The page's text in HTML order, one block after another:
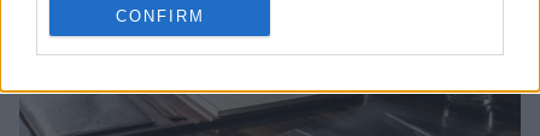
CONFIRM